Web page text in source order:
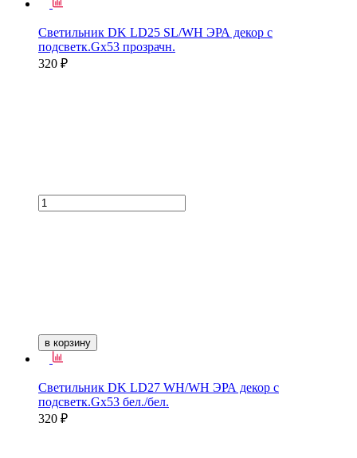
Светильник DK LD25 SL/WH ЭРА декор с
подсветк.Gх53 прозрачн.
320 ₽
в корзину
Светильник DK LD27 WH/WH ЭРА декор с
подсветк.Gх53 бел./бел.
320 ₽